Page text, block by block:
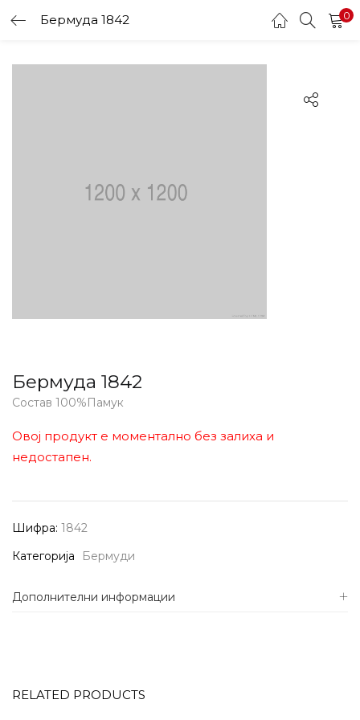
Бермуда 1842 0
Бермуда 1842
Состав 100%Памук
Овој продукт е моментално без залиха и
недостапен.
Шифра: 1842
Категорија
Бермуди
Дополнителни информации
RELATED PRODUCTS
LOGIN
Remember me